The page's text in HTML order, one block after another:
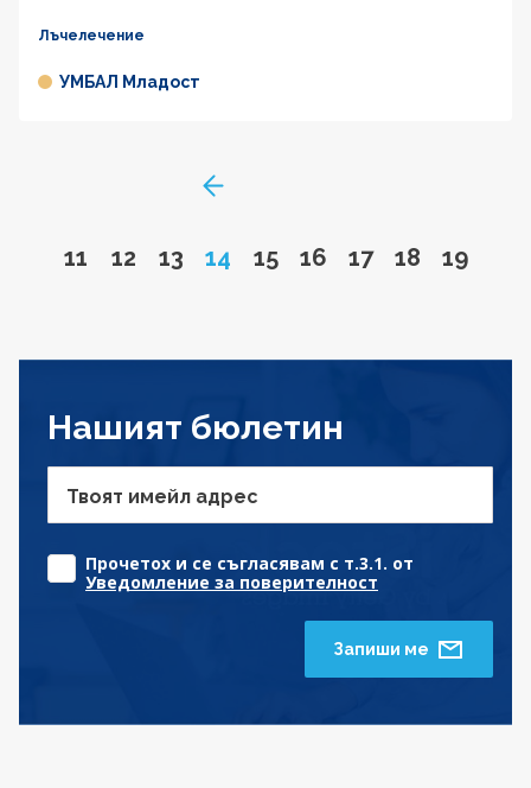
Лъчелечение
УМБАЛ Младост
Go to page
11 Go to page
12 Go to page
13 Page
14 Go to page
15 Go to page
16 Go to page
17 Go to page
18 Go to
19
Нашият бюлетин
Твоят имейл адрес
Прочетох и се съгласявам с т.3.1. от
Уведомление за поверителност
Запиши ме